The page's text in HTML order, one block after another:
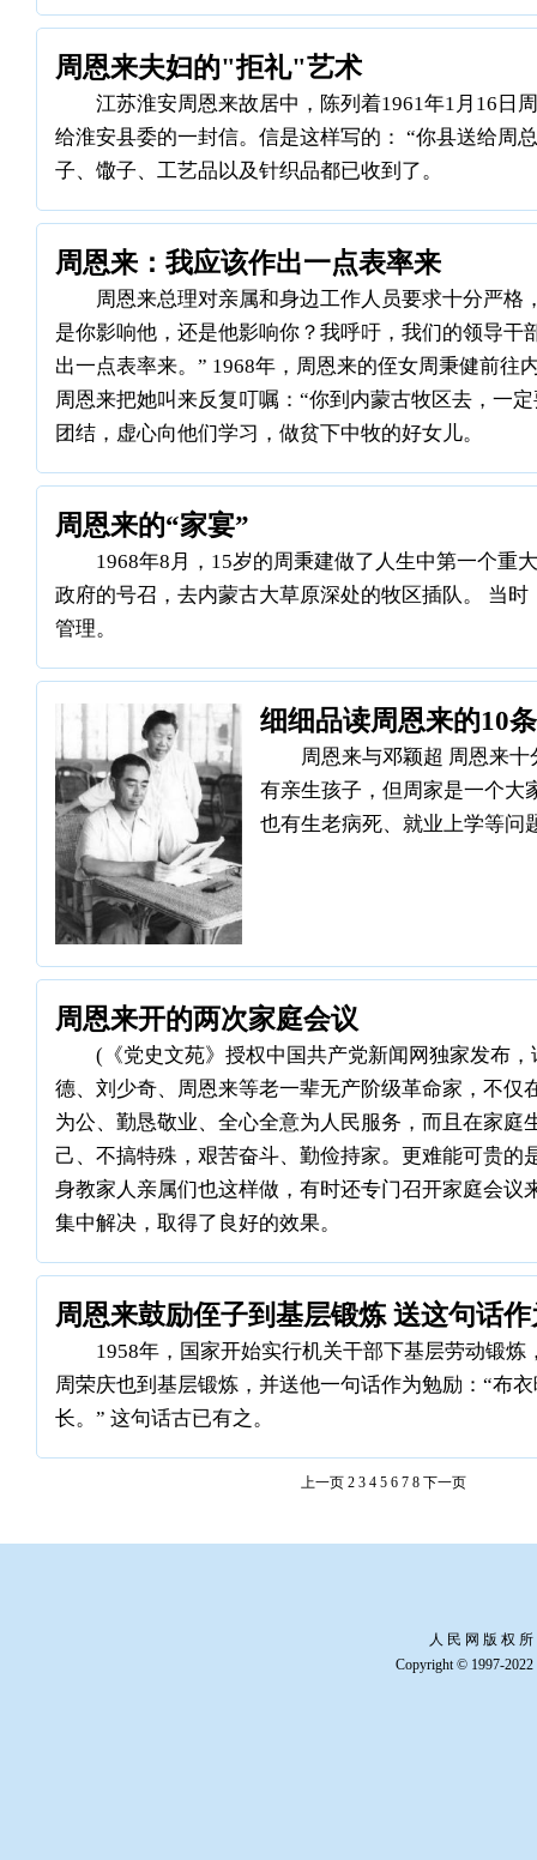
周恩来夫妇的"拒礼"艺术
江苏淮安周恩来故居中，陈列着1961年1月16日
给淮安县委的一封信。信是这样写的： “你县送给周
子、馓子、工艺品以及针织品都已收到了。
周恩来：我应该作出一点表率来
周恩来总理对亲属和身边工作人员要求十分严格
是你影响他，还是他影响你？我呼吁，我们的领导干
出一点表率来。” 1968年，周恩来的侄女周秉健前往
周恩来把她叫来反复叮嘱：“你到内蒙古牧区去，一
团结，虚心向他们学习，做贫下中牧的好女儿。
周恩来的“家宴”
1968年8月，15岁的周秉建做了人生中第一个重
政府的号召，去内蒙古大草原深处的牧区插队。 当
管理。
细细品读周恩来的10
周恩来与邓颖超 周恩来
有亲生孩子，但周家是一个大
也有生老病死、就业上学等问
周恩来开的两次家庭会议
(《党史文苑》授权中国共产党新闻网独家发布
德、刘少奇、周恩来等老一辈无产阶级革命家，不仅
为公、勤恳敬业、全心全意为人民服务，而且在家庭
己、不搞特殊，艰苦奋斗、勤俭持家。更难能可贵的
身教家人亲属们也这样做，有时还专门召开家庭会议
集中解决，取得了良好的效果。
周恩来鼓励侄子到基层锻炼 送这句话
1958年，国家开始实行机关干部下基层劳动锻炼
周荣庆也到基层锻炼，并送他一句话作为勉励：“布
长。” 这句话古已有之。
上一页 2 3 4 5 6 7 8 下一页
人 民 网 版 权
Copyright © 1997-2022